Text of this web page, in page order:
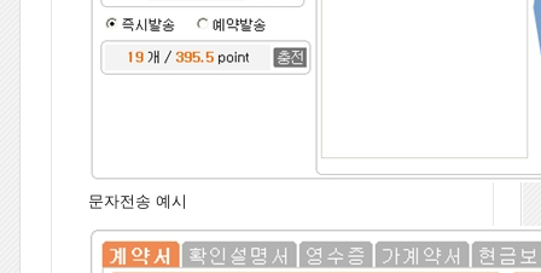
문자전송 예시